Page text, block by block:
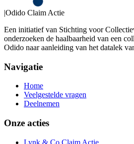
|Odido Claim Actie
Een initiatief van Stichting voor
onderzoeken de haalbaarheid van een
Odido naar aanleiding van het datalek
Navigatie
Home
Veelgestelde vragen
Deelnemen
Onze acties
Lynk & Co Claim Actie